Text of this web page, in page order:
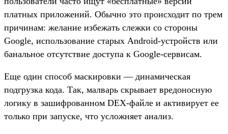
платных приложений. Обычно это происходит по трем
причинам: желание избежать слежки со стороны
Google, использование старых Android-устройств или
банальное отсутствие доступа к Google-сервисам.
Еще один способ маскировки — динамическая
подгрузка кода. Так, малварь скрывает вредоносную
логику в зашифрованном DEX-файле и активирует ее
только при запуске, что усложняет анализ.